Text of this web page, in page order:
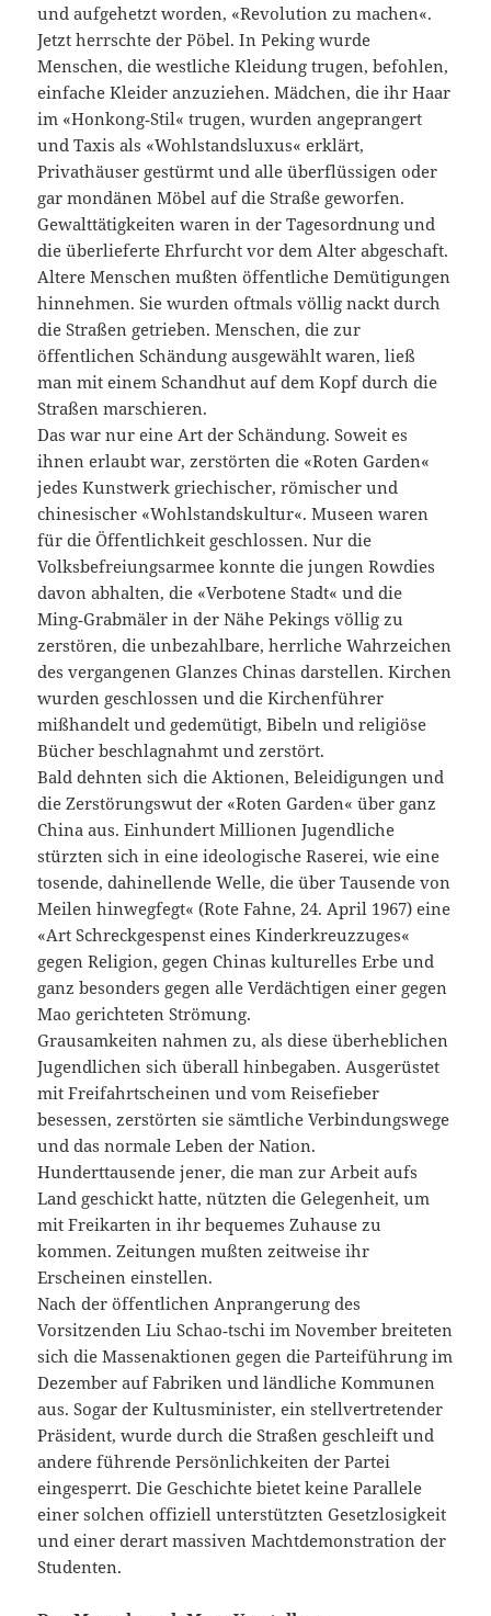
und aufgehetzt worden, «Revolution zu machen«.
Jetzt herrschte der Pöbel. In Peking wurde
Menschen, die westliche Kleidung trugen, befohlen,
einfache Kleider anzuziehen. Mädchen, die ihr Haar
im «Honkong‑Stil« trugen, wurden angeprangert
und Taxis als «Wohlstandsluxus« erklärt,
Privathäuser gestürmt und alle überflüssigen oder
gar mondänen Möbel auf die Straße geworfen.
Gewalttätigkeiten waren in der Tagesordnung und
die überlieferte Ehrfurcht vor dem Alter abgeschaft.
Altere Menschen mußten öffentliche Demütigungen
hinnehmen. Sie wurden oftmals völlig nackt durch
die Straßen getrieben. Menschen, die zur
öffentlichen Schändung ausgewählt waren, ließ
man mit einem Schandhut auf dem Kopf durch die
Straßen marschieren.
Das war nur eine Art der Schändung. Soweit es
ihnen erlaubt war, zerstörten die «Roten Garden«
jedes Kunstwerk griechischer, römischer und
chinesischer «Wohlstandskultur«. Museen waren
für die Öffentlichkeit geschlossen. Nur die
Volksbefreiungsarmee konnte die jungen Rowdies
davon abhalten, die «Verbotene Stadt« und die
Ming‑Grabmäler in der Nähe Pekings völlig zu
zerstören, die unbezahlbare, herrliche Wahrzeichen
des vergangenen Glanzes Chinas darstellen. Kirchen
wurden geschlossen und die Kirchenführer
mißhandelt und gedemütigt, Bibeln und religiöse
Bücher beschlagnahmt und zerstört.
Bald dehnten sich die Aktionen, Beleidigungen und
die Zerstörungswut der «Roten Garden« über ganz
China aus. Einhundert Millionen Jugendliche
stürzten sich in eine ideologische Raserei, wie eine
tosende, dahinellende Welle, die über Tausende von
Meilen hinwegfegt« (Rote Fahne, 24. April 1967) eine
«Art Schreckgespenst eines Kinderkreuzzuges«
gegen Religion, gegen Chinas kulturelles Erbe und
ganz besonders gegen alle Verdächtigen einer gegen
Mao gerichteten Strömung.
Grausamkeiten nahmen zu, als diese überheblichen
Jugendlichen sich überall hinbegaben. Ausgerüstet
mit Freifahrtscheinen und vom Reisefieber
besessen, zerstörten sie sämtliche Verbindungswege
und das normale Leben der Nation.
Hunderttausende jener, die man zur Arbeit aufs
Land geschickt hatte, nützten die Gelegenheit, um
mit Freikarten in ihr bequemes Zuhause zu
kommen. Zeitungen mußten zeitweise ihr
Erscheinen einstellen.
Nach der öffentlichen Anprangerung des
Vorsitzenden Liu Schao‑tschi im November breiteten
sich die Massenaktionen gegen die Parteiführung im
Dezember auf Fabriken und ländliche Kommunen
aus. Sogar der Kultusminister, ein stellvertretender
Präsident, wurde durch die Straßen geschleift und
andere führende Persönlichkeiten der Partei
eingesperrt. Die Geschichte bietet keine Parallele
einer solchen offiziell unterstützten Gesetzlosigkeit
und einer derart massiven Machtdemonstration der
Studenten.